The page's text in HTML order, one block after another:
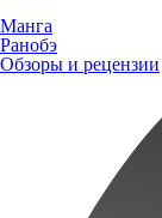
Манга
Ранобэ
Обзоры и рецензии